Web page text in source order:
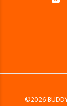
©2026